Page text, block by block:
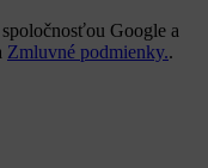
Google a
Zmluvné podmienky..